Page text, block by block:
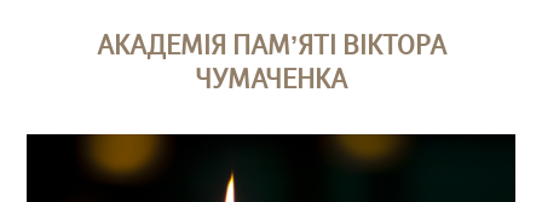
АКАДЕМІЯ ПАМ’ЯТІ ВІКТОРА
ЧУМАЧЕНКА